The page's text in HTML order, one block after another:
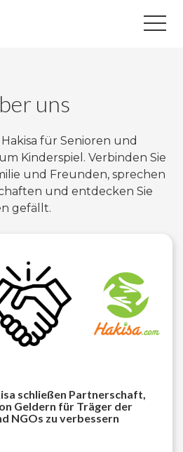
uns
für Senioren und
Kinderspiel. Verbinden Sie
und Freunden, sprechen
und entdecken Sie
gefällt.
schließen Partnerschaft,
Geldern für Träger der
NGOs zu verbessern